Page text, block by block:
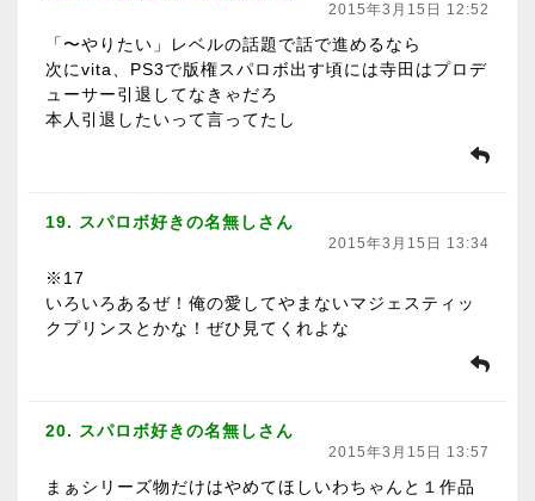
2015年3月15日 12:52
「〜やりたい」レベルの話題で話で進めるなら
次にvita、PS3で版権スパロボ出す頃には寺田はプロデ
ューサー引退してなきゃだろ
本人引退したいって言ってたし
19. スパロボ好きの名無しさん
2015年3月15日 13:34
※17
いろいろあるぜ！俺の愛してやまないマジェスティッ
クプリンスとかな！ぜひ見てくれよな
20. スパロボ好きの名無しさん
2015年3月15日 13:57
まぁシリーズ物だけはやめてほしいわちゃんと１作品